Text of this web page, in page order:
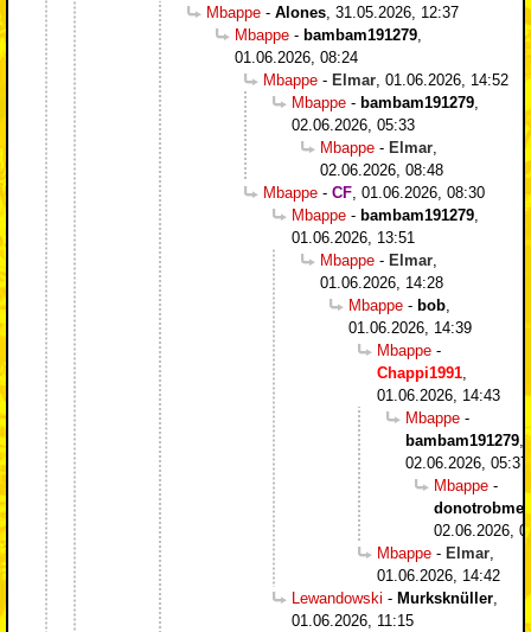
Mbappe - Alones 31.05.2026, 12:37
Mbappe - bambam191279
01.06.2026, 08:24
Mbappe - Elmar 01.06.2026, 14:52
Mbappe - bambam191279
02.06.2026, 05:33
Mbappe - Elmar
02.06.2026, 08:48
Mbappe - CF 01.06.2026, 08:30
Mbappe - bambam191279
01.06.2026, 13:51
Mbappe - Elmar
01.06.2026, 14:28
Mbappe - bob
01.06.2026, 14:39
Mbappe -
Chappi1991
01.06.2026, 14:43
Mbappe -
bambam191279
02.06.2026, 05:37
Mbappe -
donotrobme
02.06.2026,
Mbappe - Elmar
01.06.2026, 14:42
Lewandowski - Murksknüller
01.06.2026, 11:15